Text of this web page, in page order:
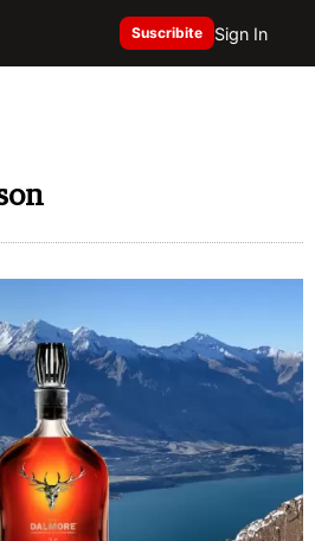
Suscribite Sign In